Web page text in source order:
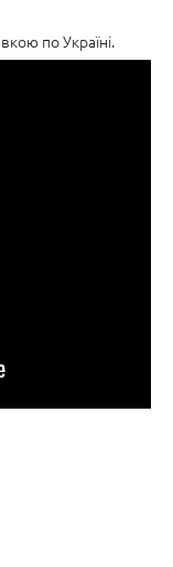
по Україні.